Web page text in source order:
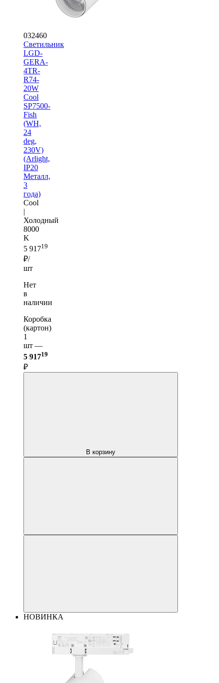
032460
Светильник
LGD-
GERA-
4TR-
R74-
20W
Cool
SP7500-
Fish
(WH,
24
deg,
230V)
(Arlight,
IP20
Металл,
3
года)
Cool
|
Холодный
8000
K
5 91719
₽/
шт
Нет
в
наличии
Коробка
(картон)
1
шт —
5 91719
₽
В корзину
НОВИНКА